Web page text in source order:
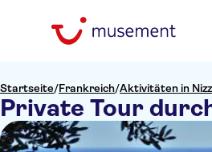
Startseite/Frankreich/Aktivitäten in
Private Tour